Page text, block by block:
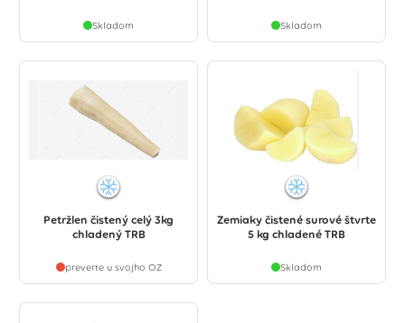
Skladom Skladom
Petržlen čistený celý 3kg
chladený TRB
preverte u svojho OZ
Zemiaky čistené surové štvrte
5 kg chladené TRB
Skladom